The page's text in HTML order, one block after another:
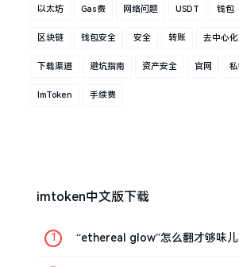
以太坊 Gas费 网络问题 USDT 钱包
区块链 钱包安全 安全 转账 去中心
下载渠道 避坑指南 资产安全 官网 私
ImToken 手续费
imtoken中文版下载
“ethereal glow”怎么翻才够味